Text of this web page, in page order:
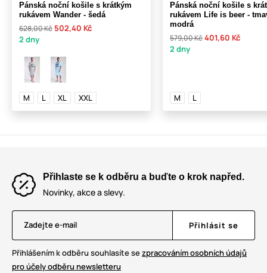
Pánská noční košile s krátkým
rukávem Wander - šedá
628,00 Kč 502,40 Kč
2 dny
M L XL XXL
Pánská noční košile s
rukávem Life is beer -
modrá
579,00 Kč401,60 Kč
2 dny
M L
Přihlaste se k odběru a buďte o krok napřed.
Novinky, akce a slevy.
Zadejte e-mail Přihlásit se
Přihlášením k odběru souhlasíte sezpracováním osobních údajů
pro účely odběru newsletteru